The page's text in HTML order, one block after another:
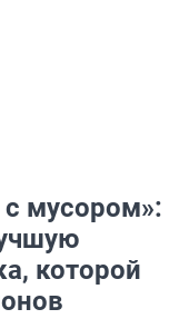
мусором»:
которой